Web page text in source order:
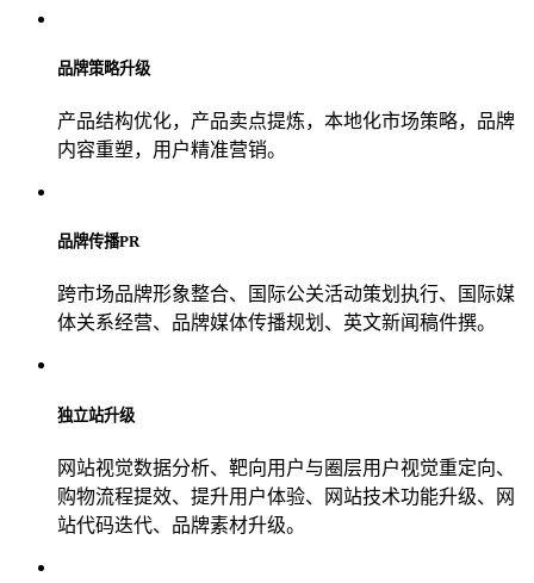
品牌策略升级
产品结构优化，产品卖点提炼，本地化市场策略，品牌
内容重塑，用户精准营销。
品牌传播PR
跨市场品牌形象整合、国际公关活动策划执行、国际媒
体关系经营、品牌媒体传播规划、英文新闻稿件撰。
独立站升级
网站视觉数据分析、靶向用户与圈层用户视觉重定向、
购物流程提效、提升用户体验、网站技术功能升级、网
站代码迭代、品牌素材升级。